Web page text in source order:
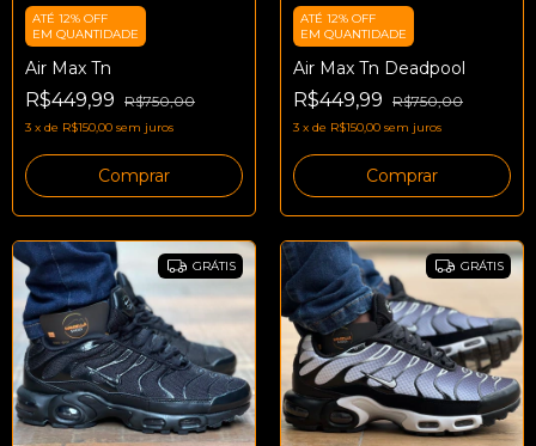
ATÉ 12% OFF
EM QUANTIDADE
Air Max Tn
R$449,99 R$750,00
3 x de R$150,00 sem juros
Comprar
ATÉ 12% OFF
EM QUANTIDADE
Air Max Tn Deadpool
R$449,99 R$750,00
3 x de R$150,00 sem juros
Comprar
GRÁTIS GRÁTIS